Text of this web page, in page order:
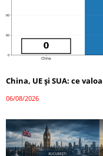
China, UE și SUA: ce
06/08/2026